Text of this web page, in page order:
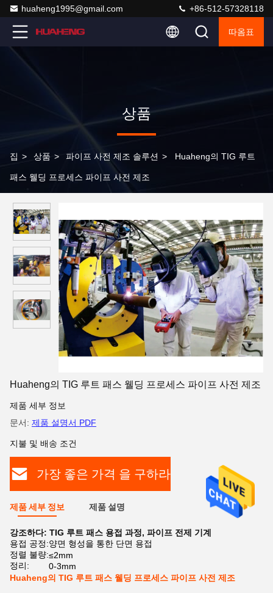
huaheng1995@gmail.com +86-512-57328118
따옴표
상품
집 > 상품 > 파이프 사전 제조 솔루션 > Huaheng의 TIG 루트
패스 웰딩 프로세스 파이프 사전 제조
Huaheng의 TIG 루트 패스 웰딩 프로세스 파이프 사전 제조
제품 세부 정보
문서: 제품 설명서 PDF
지불 및 배송 조건
가장 좋은 가격 을 구하라
제품 세부 정보 제품 설명
강조하다: TIG 루트 패스 용접 과정, 파이프 전제 기계
용접 공정:양면 형성을 통한 단면 용접
정렬 불량:≤2mm
정리:
0-3mm
Huaheng의 TIG 루트 패스 웰딩 프로세스 파이프 사전 제조